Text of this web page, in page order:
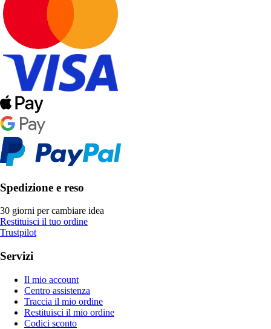
Spedizione e reso
30 giorni per cambiare idea
Restituisci il tuo ordine
Trustpilot
Servizi
Il mio account
Centro assistenza
Traccia il mio ordine
Restituisci il mio ordine
Codici sconto